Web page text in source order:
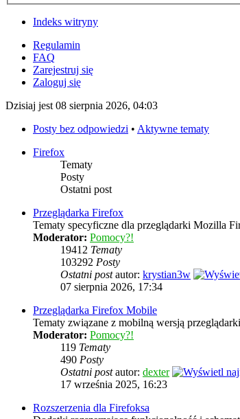
Indeks witryny
Regulamin
FAQ
Zarejestruj się
Zaloguj się
Dzisiaj jest 08 sierpnia 2026, 04:03
Posty bez odpowiedzi • Aktywne tematy
Firefox
Tematy
Posty
Ostatni post
Przeglądarka Firefox
Tematy specyficzne dla przeglądarki Mozilla
Moderator: Pomocy?!
19412 Tematy
103292 Posty
Ostatni postautor: krystian3w
07 sierpnia 2026, 17:34
Przeglądarka Firefox Mobile
Tematy związane z mobilną wersją
Moderator: Pomocy?!
119 Tematy
490 Posty
Ostatni postautor: dexter
17 września 2025, 16:23
Rozszerzenia dla Firefoksa